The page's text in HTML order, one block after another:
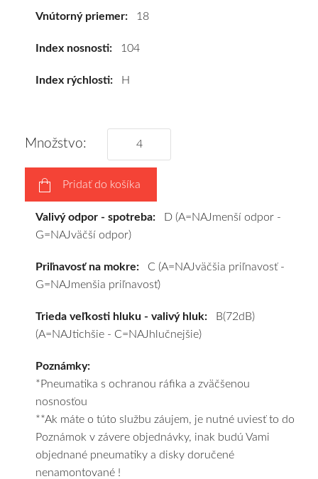
kúpite
výhodnú
obujeme
na
disky
podľa
vášho
zadarmo.
Vnútorný priemer: 18
Index nosnosti: 104
Index rýchlosti: H
Množstvo:
Pridať do košíka
Valivý odpor - spotreba: D (A=NAJmenší odpor -
G=NAJväčší odpor)
Priľnavosť na mokre: C (A=NAJväčšia priľnavosť -
G=NAJmenšia priľnavosť)
Trieda veľkosti hluku - valivý hluk: B(72dB)
(A=NAJtichšie - C=NAJhlučnejšie)
Poznámky:
*Pneumatika s ochranou ráfika a zväčšenou
nosnosťou
**Ak máte o túto službu záujem, je nutné uviesť to do
Poznámok v závere objednávky, inak budú Vami
objednané pneumatiky a disky doručené
nenamontované !